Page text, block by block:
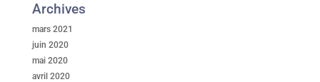
Archives
mars 2021
juin 2020
mai 2020
avril 2020